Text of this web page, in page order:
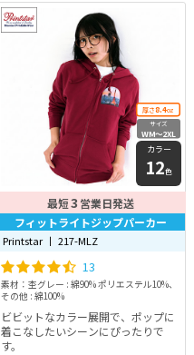
厚さ8.4oz
サイズ
WM〜2XL
カラー
12色
最短3 営業日発送
フィットライトジップパーカー
Printstar 丨 217-MLZ
13
素材：杢グレー : 綿90% ポリエステル10%、
その他 : 綿100%
ビビットなカラー展開で、ポップに
着こなしたいシーンにぴったりで
す。